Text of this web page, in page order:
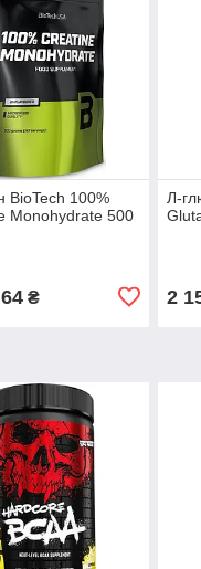
BioTech 100%
Monohydrate 500
₴
Л-
2